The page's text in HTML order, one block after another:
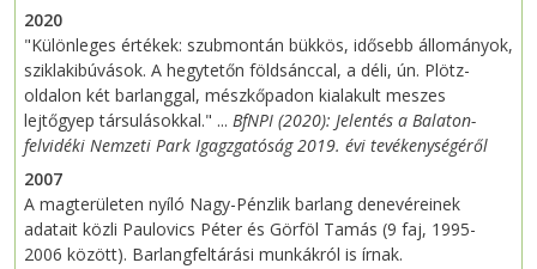
2020
"Különleges értékek: szubmontán bükkös, idősebb állományok,
sziklakibúvások. A hegytetőn földsánccal, a déli, ún. Plötz-
oldalon két barlanggal, mészkőpadon kialakult meszes
lejtőgyep társulásokkal." ... BfNPI (2020): Jelentés a Balaton-
felvidéki Nemzeti Park Igagzgatóság 2019. évi tevékenységéről
2007
A magterületen nyíló Nagy-Pénzlik barlang denevéreinek
adatait közli Paulovics Péter és Görföl Tamás (9 faj, 1995-
2006 között). Barlangfeltárási munkákról is írnak.